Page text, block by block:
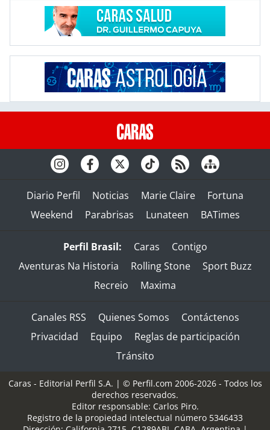
Diario Perfil Noticias Marie Claire
Fortuna
Weekend
Parabrisas Lunateen BATimes
Perfil Brasil: Caras
Contigo
Aventuras Na Historia
Rolling Stone
Sport Buzz
Recreio
Maxima
Canales RSS Quienes Somos
Contáctenos
Privacidad
Equipo
Reglas de participación
Tránsito
Caras - Editorial Perfil S.A. | © Perfil.com 2006-2026 - Todos los
derechos reservados.
Editor responsable: Carlos Piro.
Registro de la propiedad intelectual número 5346433